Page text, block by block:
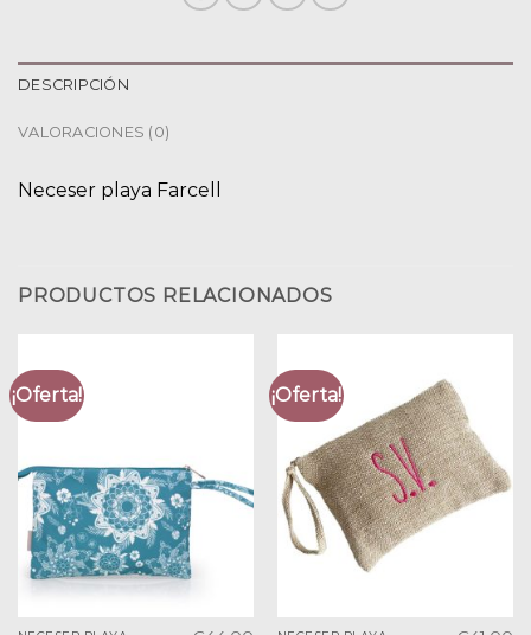
DESCRIPCIÓN
VALORACIONES (0)
Neceser playa Farcell
PRODUCTOS RELACIONADOS
¡Oferta! ¡Oferta!